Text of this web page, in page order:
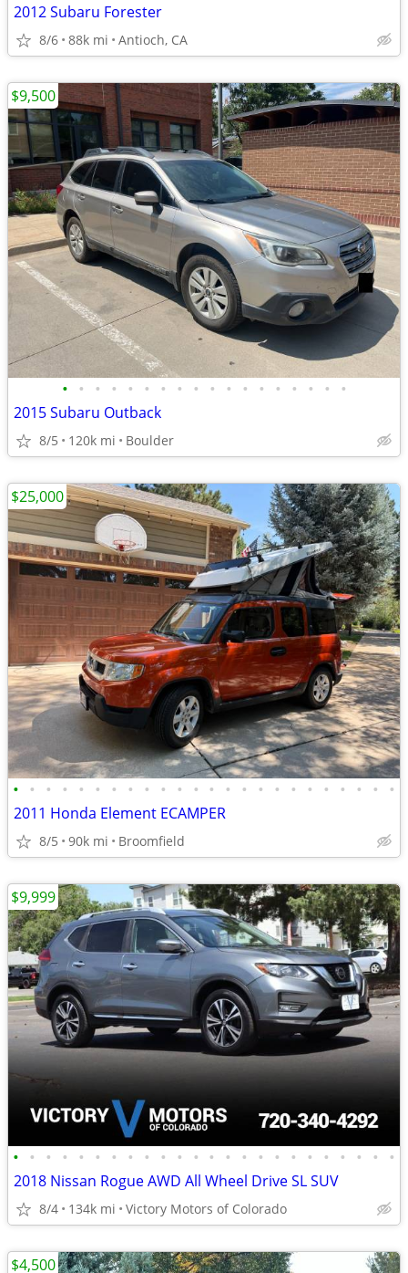
2012 Subaru Forester
8/6 88k mi Antioch, CA
• • • • • • • • • • • • • • • • • •
2015 Subaru Outback
8/5 120k mi Boulder
$9,500
• • • • • • • • • • • • • • • • • • • • • • • •
2011 Honda Element ECAMPER
8/5 90k mi Broomfield
$25,000
• • • • • • • • • • • • • • • • • • • • • • • •
2018 Nissan Rogue AWD All Wheel Drive SL SUV
8/4 134k mi Victory Motors of Colorado
$9,999
$4,500